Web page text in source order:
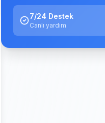
7/24 Destek
Canlı yardım